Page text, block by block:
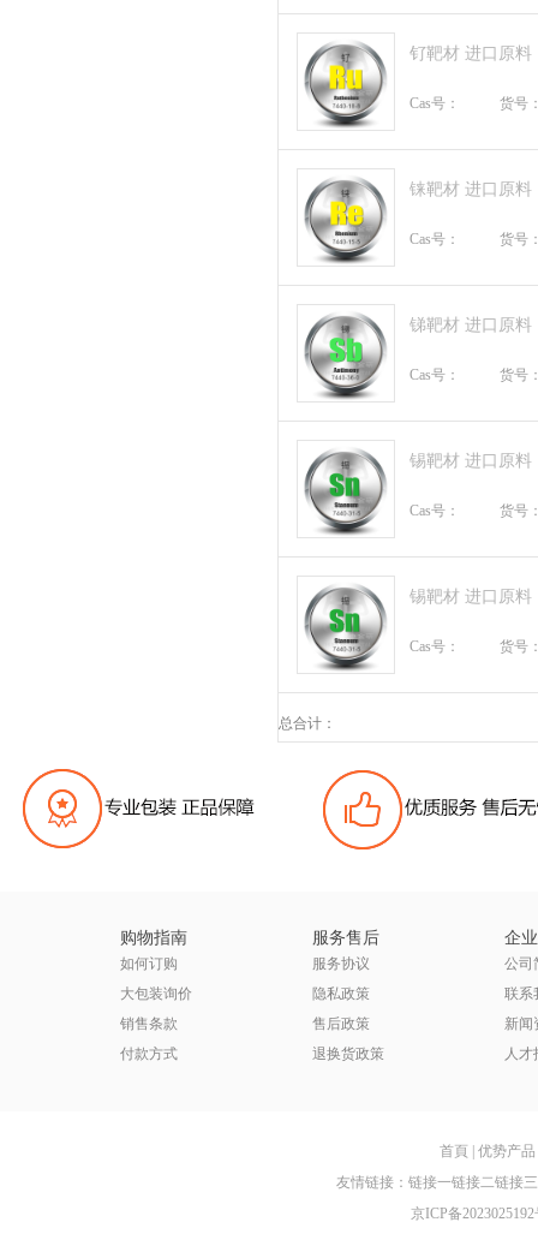
钌靶材 进口原料
Cas号： 货号
铼靶材 进口原料
Cas号： 货号
锑靶材 进口原料
Cas号： 货号
锡靶材 进口原料
Cas号： 货号
锡靶材 进口原料
Cas号： 货号
总合计：
购物指南
如何订购
大包装询价
销售条款
付款方式
服务售后
服务协议
隐私政策
售后政策
退换货政策
企
公司
联系
新闻
人才
首頁 优势产品
友情链接： 链接一链接二链接三
京ICP备